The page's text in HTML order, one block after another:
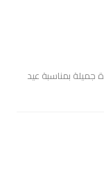
جميلة بمناسبة عيد